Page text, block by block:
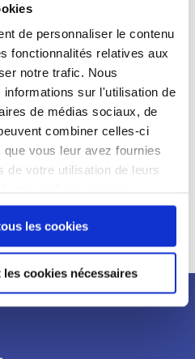
de personnaliser le contenu
fonctionnalités relatives aux
notre trafic. Nous
informations sur l'utilisation de
de médias sociaux, de
combiner celles-ci
vous leur avez fournies
de votre utilisation de leurs
Web.
les cookies
cookies nécessaires
: